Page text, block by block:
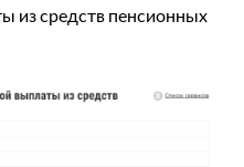
из средств пенсионных